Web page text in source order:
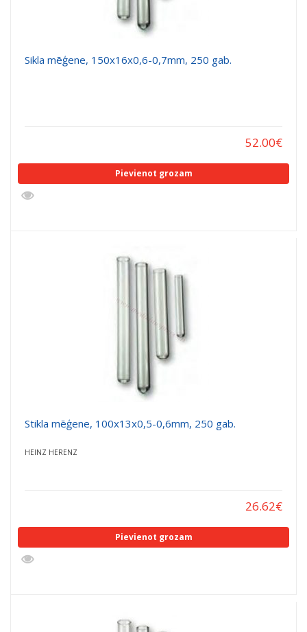
Sikla mēģene, 150x16x0,6-0,7mm, 250 gab.
52.00€
Pievienot grozam
Stikla mēģene, 100x13x0,5-0,6mm, 250 gab.
HEINZ HERENZ
26.62€
Pievienot grozam